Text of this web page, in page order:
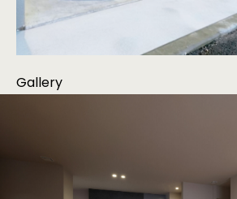
Gallery